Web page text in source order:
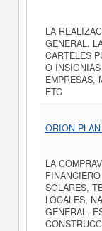
LA
GENERAL.
CARTELES
O
EMPRESAS,
ETC
ORION
LA
SOLARES,
LOCALES,
GENERAL.